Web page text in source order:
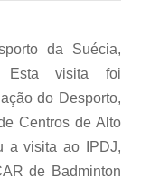
da Suécia,
Esta visita foi
do Desporto,
Centros de Alto
a visita ao IPDJ,
de Badminton